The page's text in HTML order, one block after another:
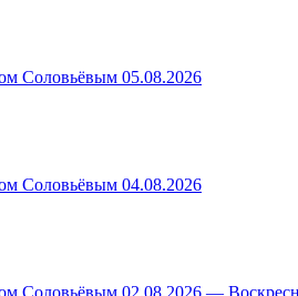
Соловьёвым 05.08.2026
Соловьёвым 04.08.2026
Соловьёвым 02.08.2026 —